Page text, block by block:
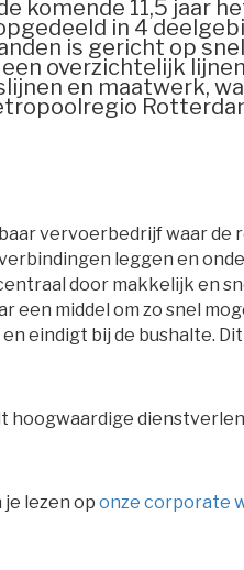
komende 11,5 jaar
in 4
is gericht op
overzichtelijk
en maatwerk,
vervoerbedrijf waar de
leggen en
door makkelijk en
een middel om zo snel
eindigt bij de bushalte.
hoogwaardige
je lezen op onze corporate